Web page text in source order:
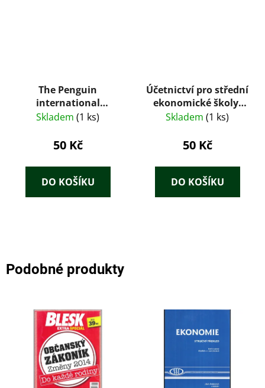
The Penguin
international
dictionary of finance
Skladem (1 ks)
50 Kč
DO KOŠÍKU
Účetnictví pro střední
ekonomické školy,
obor všeobecná
Skladem (1 ks)
50 Kč
DO KOŠÍKU
Podobné produkty